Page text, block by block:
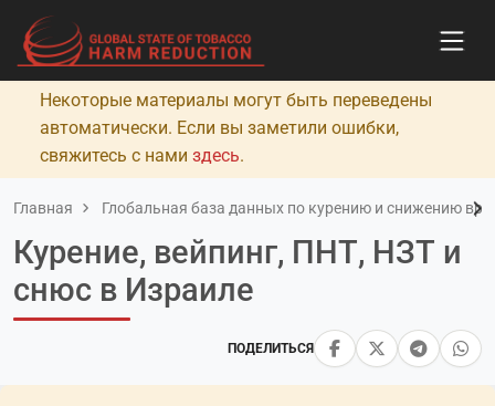
Некоторые материалы могут быть переведены
автоматически. Если вы заметили ошибки,
свяжитесь с нами здесь.
Главная Глобальная база данных по курению и снижению
ПОДЕЛИТЬСЯ
Курение, вейпинг, ПНТ, НЗТ и
снюс в Израиле